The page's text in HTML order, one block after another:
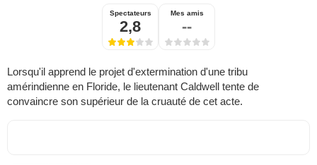
Spectateurs
2,8
Mes amis
--
Lorsqu'il apprend le projet d'extermination d'une tribu
amérindienne en Floride, le lieutenant Caldwell tente de
convaincre son supérieur de la cruauté de cet acte.